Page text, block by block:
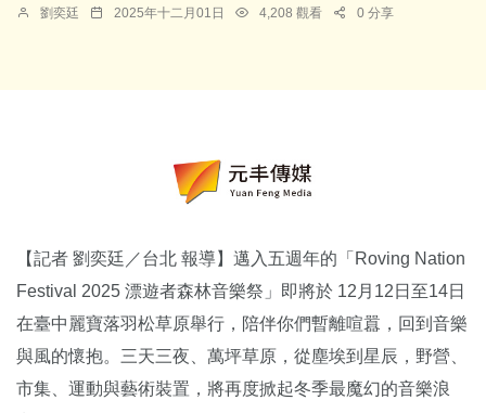
劉奕廷 2025年十二月01日 4,208 觀看 0 分享
【記者 劉奕廷／台北 報導】邁入五週年的「Roving Nation
Festival 2025 漂遊者森林音樂祭」即將於 12月12日至14日
在臺中麗寶落羽松草原舉行，陪伴你們暫離喧囂，回到音樂
與風的懷抱。三天三夜、萬坪草原，從塵埃到星辰，野營、
市集、運動與藝術裝置，將再度掀起冬季最魔幻的音樂浪